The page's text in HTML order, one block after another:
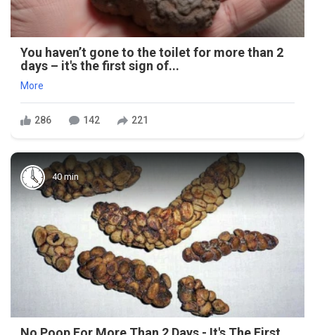
You haven’t gone to the toilet for more than 2
days – it's the first sign of...
More
286 142 221
40 min